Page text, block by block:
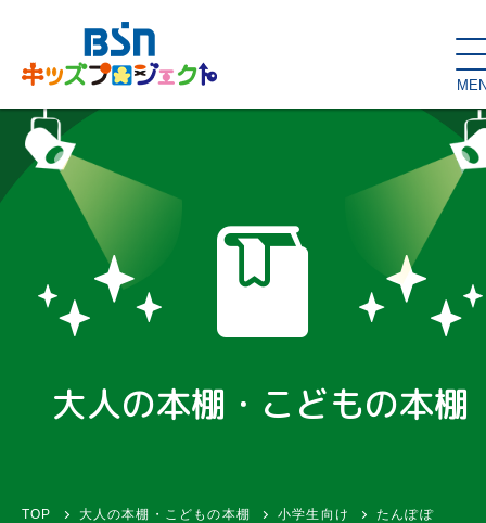
SDGs de
はぐくむコラム
キッズが主役！
親バカグラム キッズイベント
読み聞かせ・出前授業
スタジオ見学
ハロー
子育て応援隊！
お問い合わせ
大人の本棚・こどもの本棚
TOP 大人の本棚・こどもの本棚 小学生向け たんぽぽ